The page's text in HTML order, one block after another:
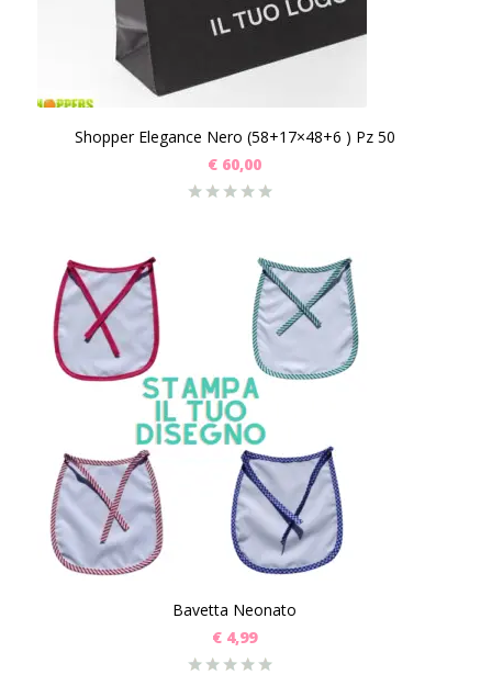
Shopper Elegance Nero (58+17×48+6 ) Pz 50
€ 60,00
Bavetta Neonato
€ 4,99